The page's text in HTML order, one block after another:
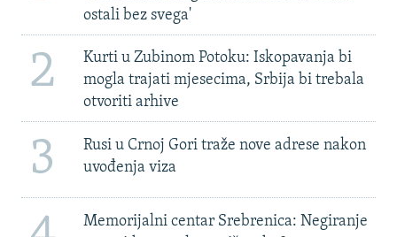
ostali bez svega'
2
Kurti u Zubinom Potoku: Iskopavanja bi
mogla trajati mjesecima, Srbija bi trebala
otvoriti arhive
3
Rusi u Crnoj Gori traže nove adrese nakon
uvođenja viza
Memorijalni centar Srebrenica: Negiranje